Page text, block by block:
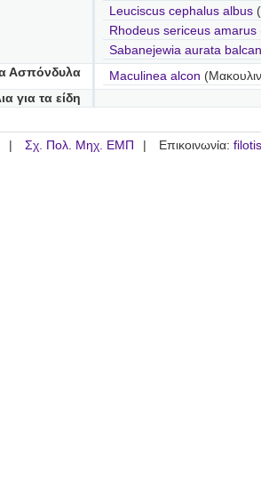
Leuciscus cephalus albus
Rhodeus sericeus amarus
Sabanejewia aurata
Ασπόνδυλα
Maculinea alcon
για τα είδη
Σχ. Πολ. Μηχ. ΕΜΠ Επικοινωνία: